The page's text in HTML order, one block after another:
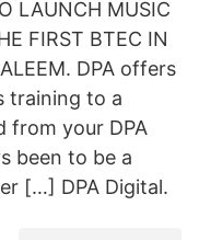
LAUNCH MUSIC
FIRST BTEC IN
DPA offers
training to a
from your DPA
been to be a
[…] DPA Digital.